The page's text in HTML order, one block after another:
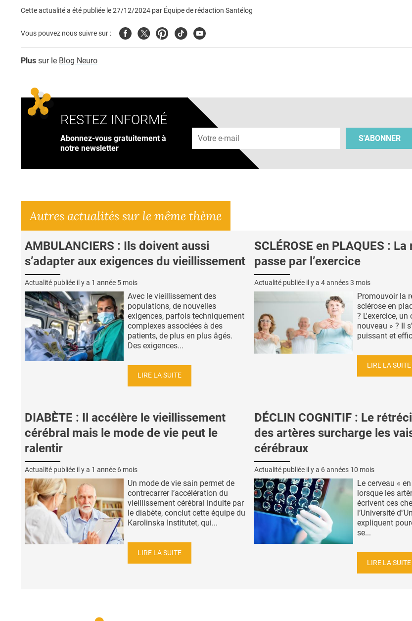
Cette actualité a été publiée le27/12/2024 par Équipe de rédaction Santélog
Vous pouvez nous suivre sur : FacebookTwitterPinterest
TiktokYoutube
Plus sur le Blog Neuro
RESTEZ INFORMÉ
Abonnez-vous gratuitement à
notre newsletter
Adresse e-mail
S'ABONNER
Autres actualités sur le même thème
AMBULANCIERS : Ils doivent aussi
s’adapter aux exigences du vieillissement
Actualité publiée il y a 1 année 5 mois
Avec le vieillissement des
populations, de nouvelles
exigences, parfois techniquement
complexes associées à des
patients, de plus en plus âgés.
Des exigences...
LIRE LA SUITE
SCLÉROSE en PLAQUES :
passe par l’exercice
Actualité publiée il y a 4 années 3 mois
Promouvoir la
sclérose en
? L'exercice,
nouveau » ? Il
puissant et
LIRE LA SUITE
DIABÈTE : Il accélère le vieillissement
cérébral mais le mode de vie peut le
ralentir
Actualité publiée il y a 1 année 6 mois
Un mode de vie sain permet de
contrecarrer l’accélération du
vieillissement cérébral induite par
le diabète, conclut cette équipe du
Karolinska Institutet, qui...
LIRE LA SUITE
DÉCLIN COGNITIF : Le
des artères surcharge les
cérébraux
Actualité publiée il y a 6 années 10 mois
Le cerveau «
lorsque les
écrivent ces
l’Université
expliquent
se...
LIRE LA SUITE